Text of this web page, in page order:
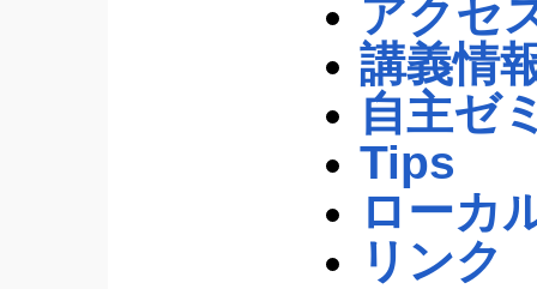
アクセ
講義情
自主ゼ
Tips
ローカ
リンク